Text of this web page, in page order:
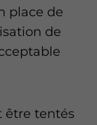
place de
de
être tentés